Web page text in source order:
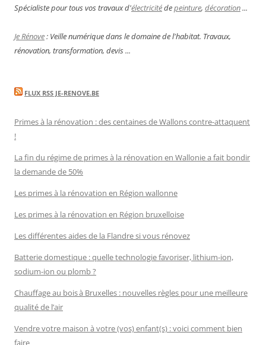
Spécialiste pour tous vos travaux d'électricitédepeinture, décoration...
Je Rénove: Veille numérique dans le domaine de l'habitat. Travaux,
rénovation, transformation, devis ...
FLUX RSS JE-RENOVE.BE
Primes à la rénovation : des centaines de Wallons contre-attaquent
!
La fin du régime de primes à la rénovation en Wallonie a fait bondir
la demande de 50%
Les primes à la rénovation en Région wallonne
Les primes à la rénovation en Région bruxelloise
Les différentes aides de la Flandre si vous rénovez
Batterie domestique : quelle technologie favoriser, lithium-ion,
sodium-ion ou plomb ?
Chauffage au bois à Bruxelles : nouvelles règles pour une meilleure
qualité de l’air
Vendre votre maison à votre (vos) enfant(s) : voici comment bien
faire